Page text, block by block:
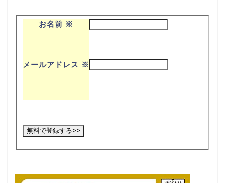
お名前 ※
メールアドレス ※